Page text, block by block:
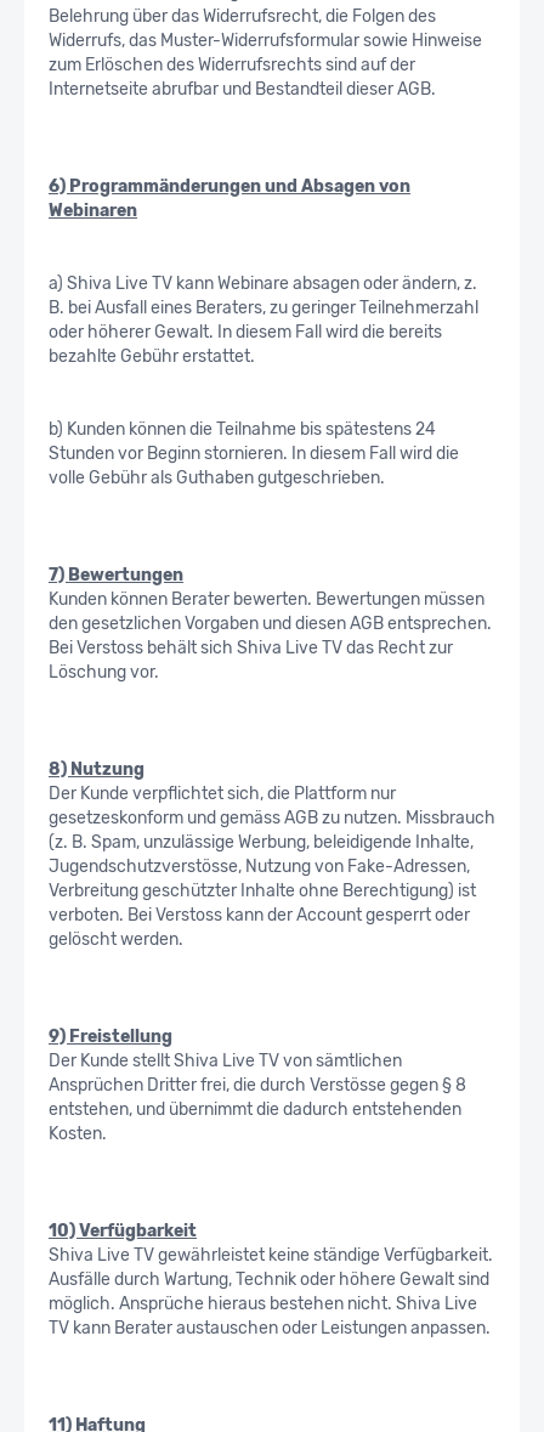
Belehrung über das Widerrufsrecht, die Folgen des
Widerrufs, das Muster-Widerrufsformular sowie Hinweise
zum Erlöschen des Widerrufsrechts sind auf der
Internetseite abrufbar und Bestandteil dieser AGB.
6) Programmänderungen und Absagen von
Webinaren
a) Shiva Live TV kann Webinare absagen oder ändern, z.
B. bei Ausfall eines Beraters, zu geringer Teilnehmerzahl
oder höherer Gewalt. In diesem Fall wird die bereits
bezahlte Gebühr erstattet.
b) Kunden können die Teilnahme bis spätestens 24
Stunden vor Beginn stornieren. In diesem Fall wird die
volle Gebühr als Guthaben gutgeschrieben.
7) Bewertungen
Kunden können Berater bewerten. Bewertungen müssen
den gesetzlichen Vorgaben und diesen AGB entsprechen.
Bei Verstoss behält sich Shiva Live TV das Recht zur
Löschung vor.
8) Nutzung
Der Kunde verpflichtet sich, die Plattform nur
gesetzeskonform und gemäss AGB zu nutzen. Missbrauch
(z. B. Spam, unzulässige Werbung, beleidigende Inhalte,
Jugendschutzverstösse, Nutzung von Fake-Adressen,
Verbreitung geschützter Inhalte ohne Berechtigung) ist
verboten. Bei Verstoss kann der Account gesperrt oder
gelöscht werden.
9) Freistellung
Der Kunde stellt Shiva Live TV von sämtlichen
Ansprüchen Dritter frei, die durch Verstösse gegen § 8
entstehen, und übernimmt die dadurch entstehenden
Kosten.
10) Verfügbarkeit
Shiva Live TV gewährleistet keine ständige Verfügbarkeit.
Ausfälle durch Wartung, Technik oder höhere Gewalt sind
möglich. Ansprüche hieraus bestehen nicht. Shiva Live
TV kann Berater austauschen oder Leistungen anpassen.
11) Haftung